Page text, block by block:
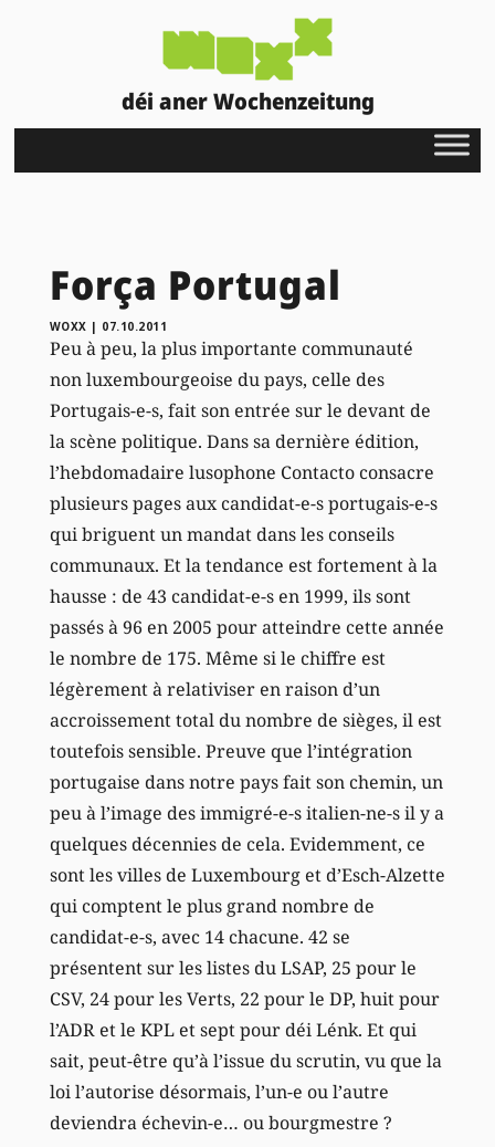
déi aner Wochenzeitung
Força Portugal
WOXX | 07.10.2011
Peu à peu, la plus importante communauté
non luxembourgeoise du pays, celle des
Portugais-e-s, fait son entrée sur le devant de
la scène politique. Dans sa dernière édition,
l’hebdomadaire lusophone Contacto consacre
plusieurs pages aux candidat-e-s portugais-e-s
qui briguent un mandat dans les conseils
communaux. Et la tendance est fortement à la
hausse : de 43 candidat-e-s en 1999, ils sont
passés à 96 en 2005 pour atteindre cette année
le nombre de 175. Même si le chiffre est
légèrement à relativiser en raison d’un
accroissement total du nombre de sièges, il est
toutefois sensible. Preuve que l’intégration
portugaise dans notre pays fait son chemin, un
peu à l’image des immigré-e-s italien-ne-s il y a
quelques décennies de cela. Evidemment, ce
sont les villes de Luxembourg et d’Esch-Alzette
qui comptent le plus grand nombre de
candidat-e-s, avec 14 chacune. 42 se
présentent sur les listes du LSAP, 25 pour le
CSV, 24 pour les Verts, 22 pour le DP, huit pour
l’ADR et le KPL et sept pour déi Lénk. Et qui
sait, peut-être qu’à l’issue du scrutin, vu que la
loi l’autorise désormais, l’un-e ou l’autre
deviendra échevin-e… ou bourgmestre ?